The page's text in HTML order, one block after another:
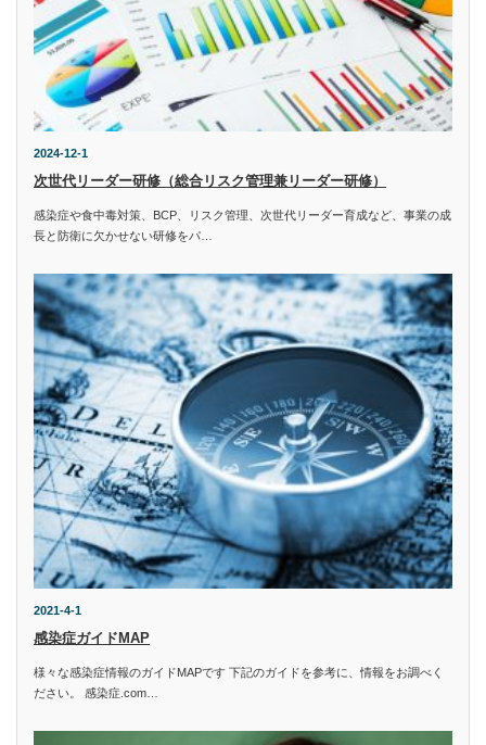
2024-12-1
次世代リーダー研修（総合リスク管理兼リーダー研修）
感染症や食中毒対策、BCP、リスク管理、次世代リーダー育成など、事業の成
長と防衛に欠かせない研修をパ…
2021-4-1
感染症ガイドMAP
様々な感染症情報のガイドMAPです 下記のガイドを参考に、情報をお調べく
ださい。 感染症.com…